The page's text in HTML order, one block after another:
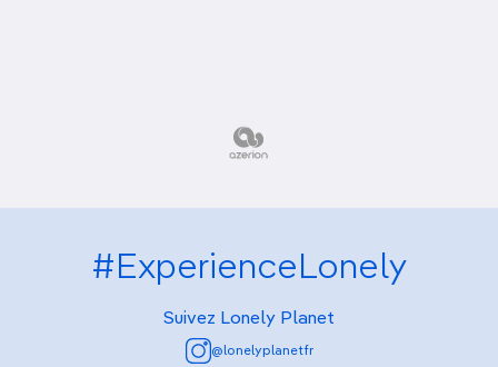
#ExperienceLonely
Suivez Lonely Planet
@lonelyplanetfr